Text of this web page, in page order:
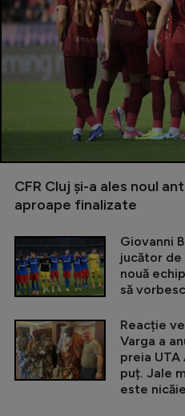
CFR Cluj și-a ales noul
aproape finalizate
Giovanni
jucător de
nouă
să
Reacție
Varga a
preia UTA
puț. Jale
este